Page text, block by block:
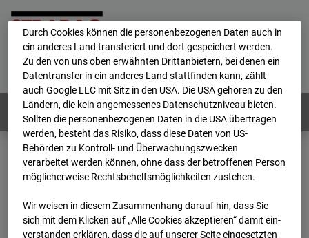
Home E-Mail Impressum
Login
Deutsch / English
Webcams: Alle Länder
Home
Österreich
BC-191 - BV-ÖBB Lastenstraße
Archiv
2026
07 08 14:45
Durch Cookies können die personenbezogenen Daten auch in
ein anderes Land transferiert und dort gespeichert werden.
Zu den von uns oben erwähnten Drittanbietern, bei denen ein
Datentransfer in ein anderes Land stattfinden kann, zählt
auch Google LLC mit Sitz in den USA. Die USA gehören zu den
Ländern, die kein angemessenes Datenschutzniveau bieten.
Sollten die personenbezogenen Daten in die USA übertragen
werden, besteht das Risiko, dass diese Daten von US-
Behörden zu Kontroll- und Überwachungszwecken
verarbeitet werden können, ohne dass der betroffenen Person
möglicherweise Rechtsbehelfsmöglichkeiten zustehen.
Wir weisen in diesem Zusammenhang darauf hin, dass Sie
sich mit dem Klicken auf „Alle Cookies akzeptieren“ damit ein­
ver­standen erklären, dass die auf unserer Seite eingesetzten